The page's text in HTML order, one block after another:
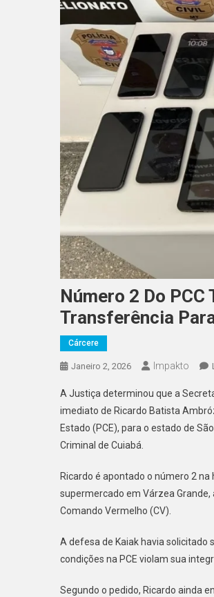
Número 2 Do PCC
Transferência
Cárcere
Janeiro 2, 2026 Impakto
A Justiça determinou que a
imediato de Ricardo Batista
Estado (PCE), para o estado de
Criminal de Cuiabá.
Ricardo é apontado o número 2
supermercado em Várzea
Comando Vermelho (CV).
A defesa de Kaiak havia solicitado
condições na PCE violam sua
Segundo o pedido, Ricardo ainda